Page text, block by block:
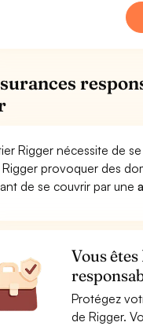
Rigger nécessite de
provoquer des
de se couvrir par une
Vous
Protégez
de Rigger.